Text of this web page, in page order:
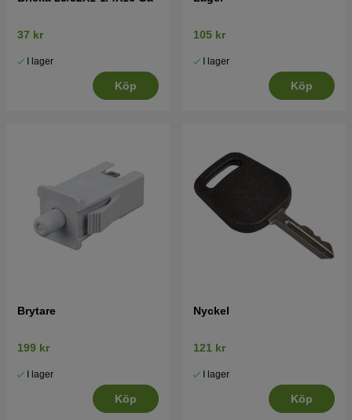
37 kr
I lager
Köp
105 kr
I lager
Köp
Brytare
199 kr
I lager
Köp
Nyckel
121 kr
I lager
Köp